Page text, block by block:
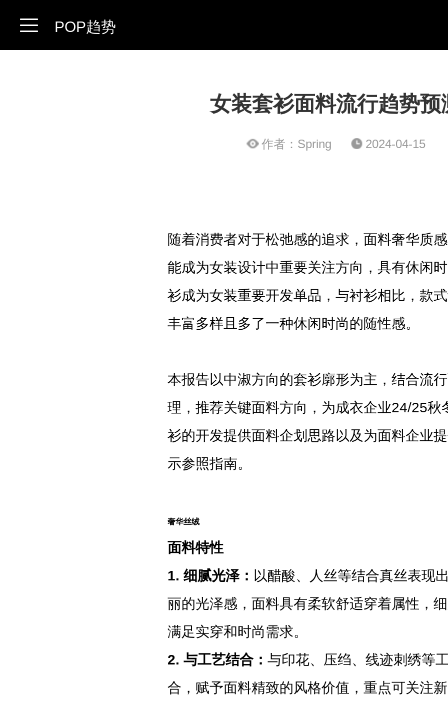
POP趋势
女装套衫面料流行趋势预
作者：Spring 2024-04-15
随着消费者对于松弛感的追求，面料奢华质
能成为女装设计中重要关注方向，具有休闲
衫成为女装重要开发单品，与衬衫相比，款
丰富多样且多了一种休闲时尚的随性感。
本报告以中淑方向的套衫廓形为主，结合流
理，推荐关键面料方向，为成衣企业24/25秋
衫的开发提供面料企划思路以及为面料企业
示参照指南。
奢华丝绒
面料特性
1. 细腻光泽： 以醋酸、人丝等结合真丝表现
丽的光泽感，面料具有柔软舒适穿着属性，
满足实穿和时尚需求。
2. 与工艺结合： 与印花、压绉、线迹刺绣等
合，赋予面料精致的风格价值，重点可关注